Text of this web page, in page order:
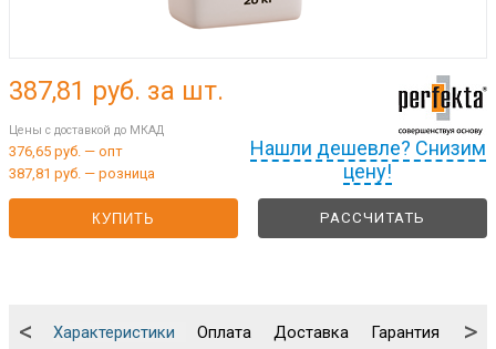
Нашли дешевле? Снизим
цену!
387,81 руб. за шт.
Цены с доставкой до МКАД
376,65 руб. — опт
387,81 руб. — розница
КУПИТЬ РАССЧИТАТЬ
Характеристики Оплата Доставка Гарантия
< >